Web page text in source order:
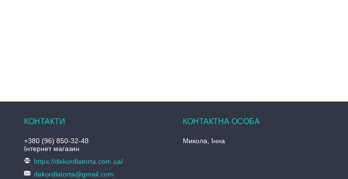
+380 (96) 850-32-48
Інтернет магазин
https://dekordlatorta.com.ua/
dekordlatorta@gmail.com
Микола, Інна